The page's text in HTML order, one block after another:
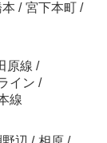
/ 宮下本町 /
原線 /
イン /
線